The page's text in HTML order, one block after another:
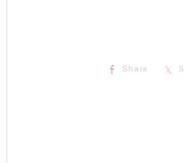
Share